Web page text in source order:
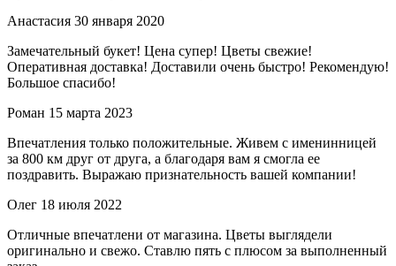
Анастасия 30 января 2020
Замечательный букет! Цена супер! Цветы свежие!
Оперативная доставка! Доставили очень быстро! Рекомендую!
Большое спасибо!
Роман 15 марта 2023
Впечатления только положительные. Живем с именинницей
за 800 км друг от друга, а благодаря вам я смогла ее
поздравить. Выражаю признательность вашей компании!
Олег 18 июля 2022
Отличные впечатлени от магазина. Цветы выглядели
оригинально и свежо. Ставлю пять с плюсом за выполненный